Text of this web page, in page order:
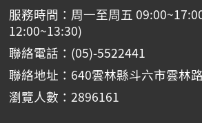
服務時間：周一至周五
12:00~13:30)
聯絡電話：(05)-5522441
聯絡地址：640雲林縣斗六市雲林
瀏覽人數：2896161